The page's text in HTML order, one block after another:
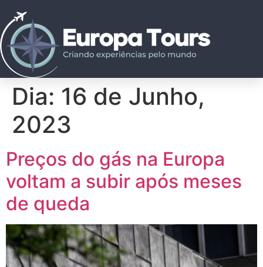
Dia: 16 de Junho,
2023
Preços do gás na Europa
voltam a subir após meses
de queda